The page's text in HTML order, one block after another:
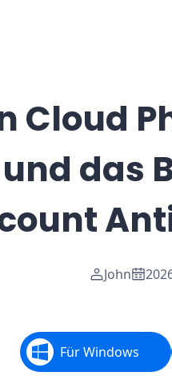
Cloud
das
John
Für Windows